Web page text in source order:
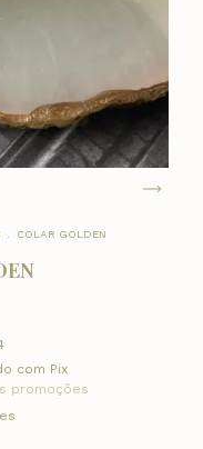
COLAR GOLDEN
com Pix
promoções